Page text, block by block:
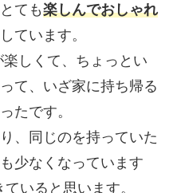
ても楽しんでおしゃれ
ています。
しくて、ちょっとい
て、いざ家に持ち帰る
たです。
、同じのを持っていた
少なくなっています
ていると思います。